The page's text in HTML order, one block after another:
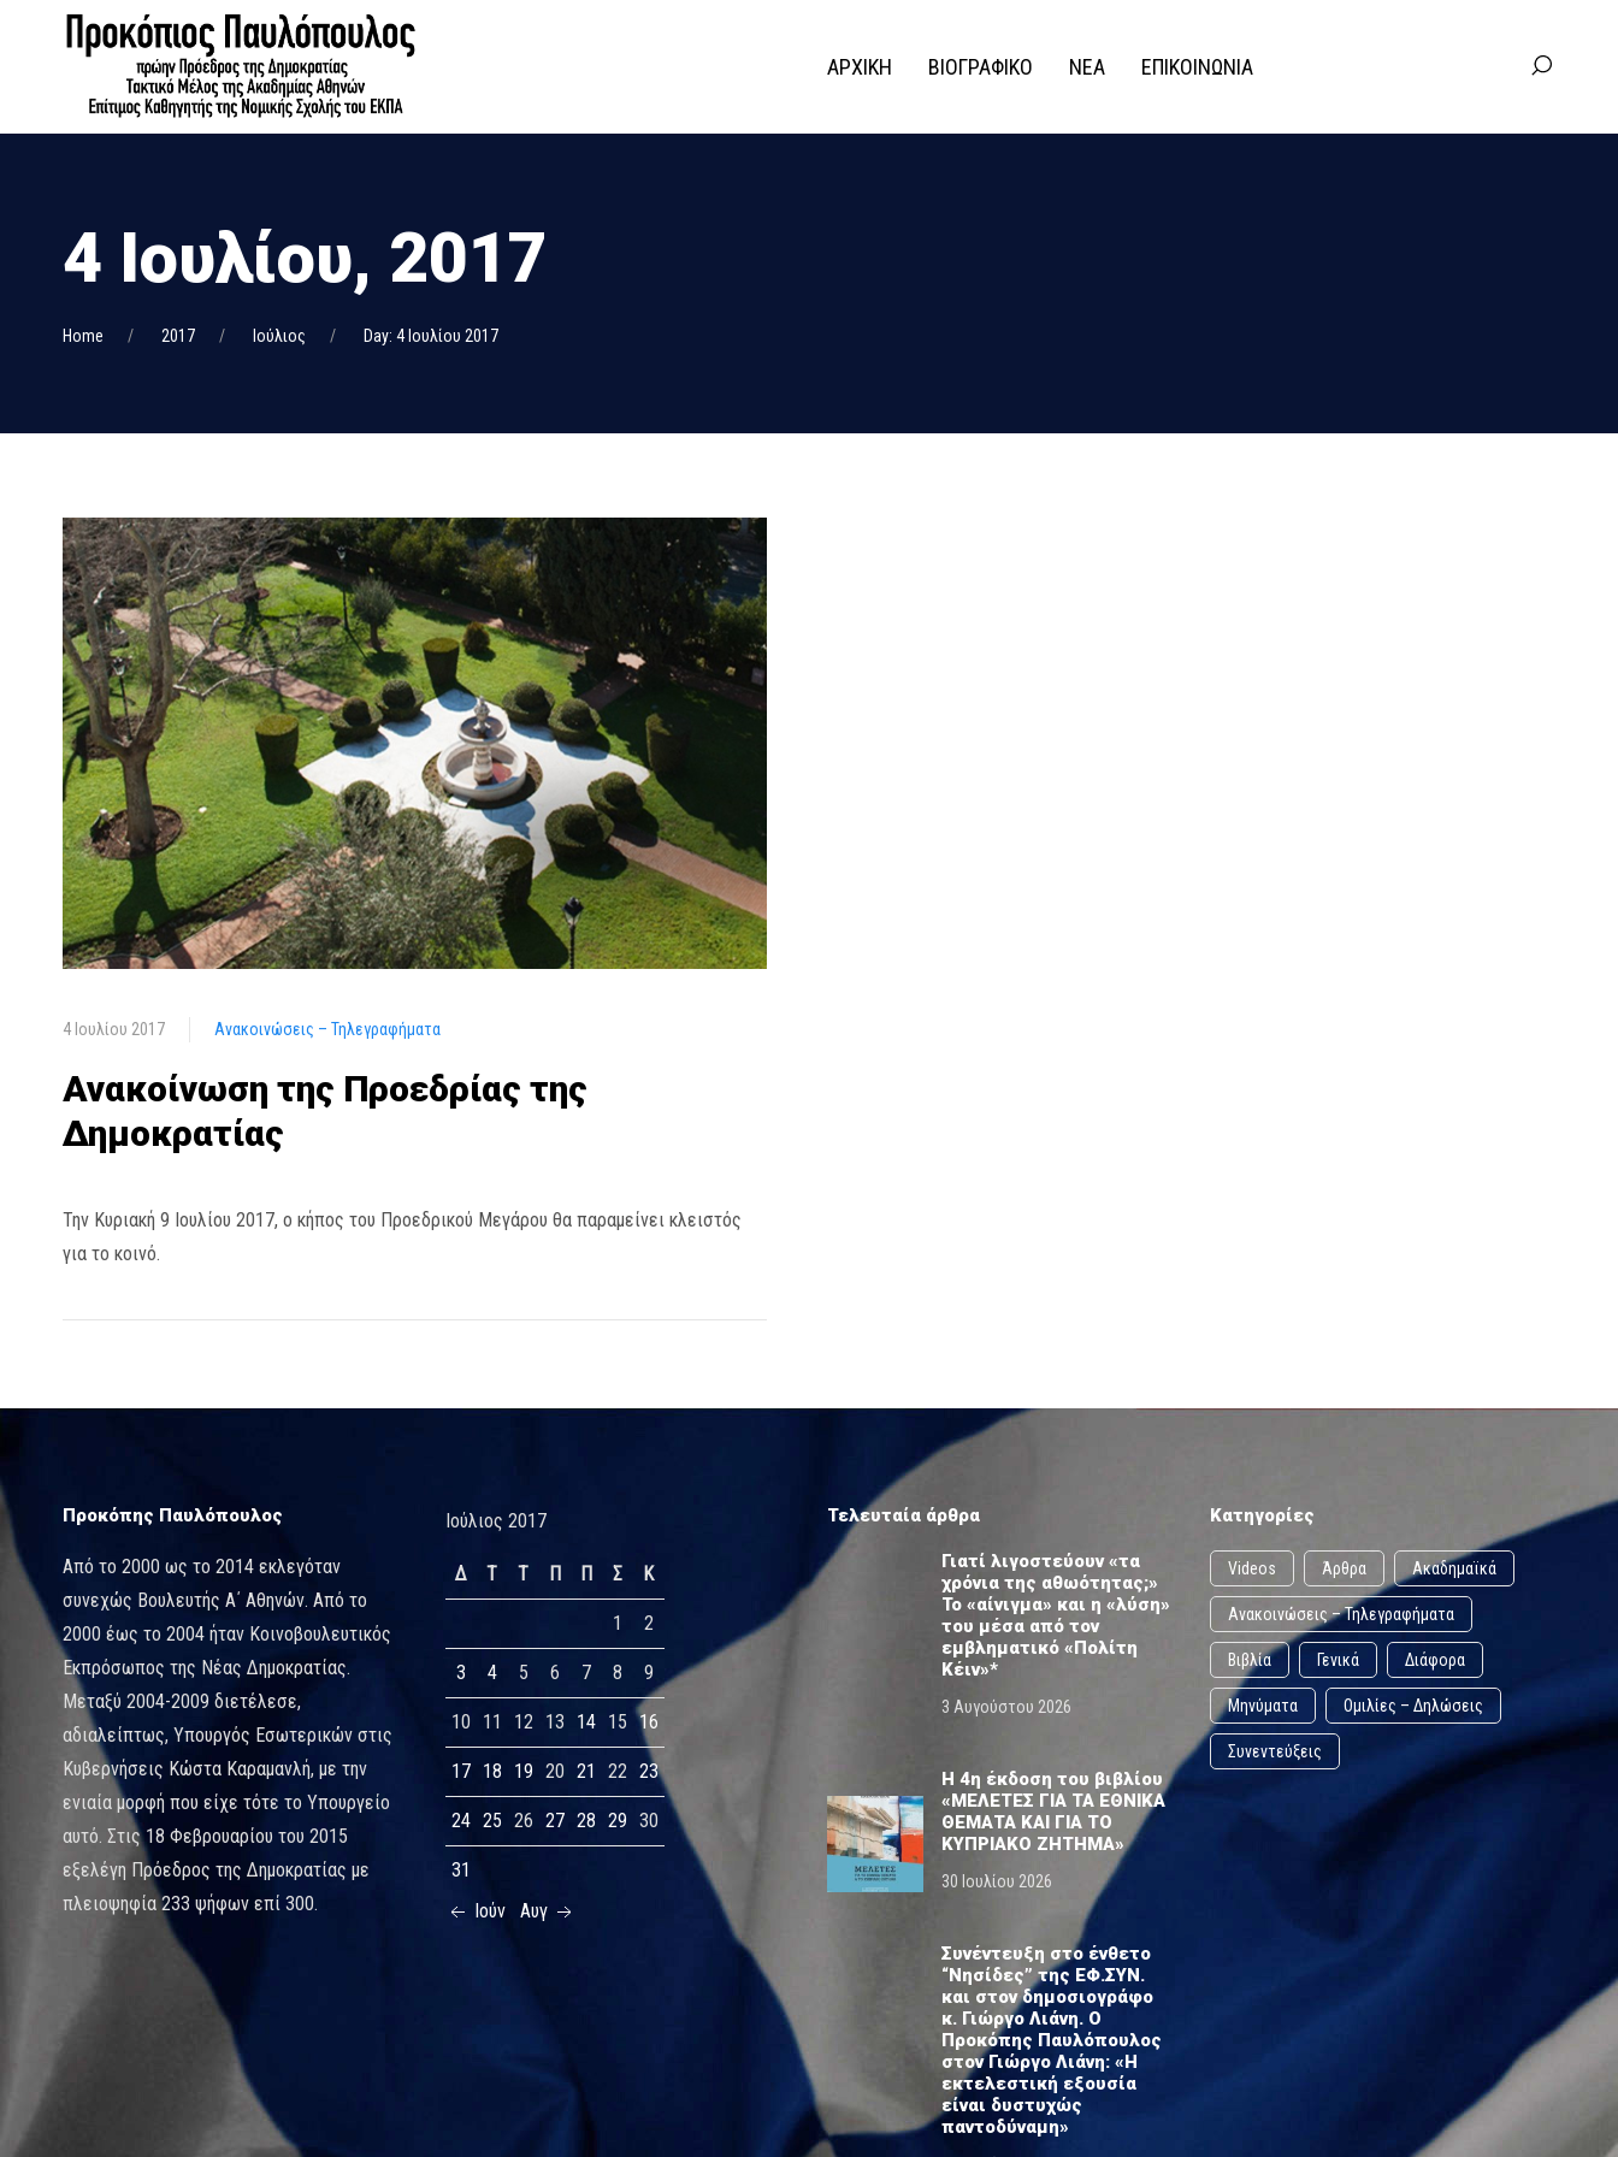
ΑΡΧΙΚΗ ΒΙΟΓΡΑΦΙΚΟ ΝΕΑ ΕΠΙΚΟΙΝΩΝΙΑ
4 Ιουλίου, 2017
Home 2017 Ιούλιος Day: 4 Ιουλίου 2017
4 Ιουλίου 2017 Ανακοινώσεις – Τηλεγραφήματα
Ανακοίνωση της Προεδρίας της
Δημοκρατίας
Την Κυριακή 9 Ιουλίου 2017, ο κήπος του Προεδρικού Μεγάρου θα παραμείνει κλειστός
για το κοινό.
Προκόπης Παυλόπουλος
Από το 2000 ως το 2014 εκλεγόταν
συνεχώς Βουλευτής Α΄ Αθηνών. Από το
2000 έως το 2004 ήταν Κοινοβουλευτικός
Εκπρόσωπος της Νέας Δημοκρατίας.
Μεταξύ 2004-2009 διετέλεσε,
αδιαλείπτως, Υπουργός Εσωτερικών στις
Κυβερνήσεις Κώστα Καραμανλή, με την
ενιαία μορφή που είχε τότε το Υπουργείο
αυτό. Στις 18 Φεβρουαρίου του 2015
εξελέγη Πρόεδρος της Δημοκρατίας με
πλειοψηφία 233 ψήφων επί 300.
Ιούλιος 2017
Δ Τ Τ Π Π Σ Κ
1 2
3 4 5 6 7 8 9
10 11 12 13 14 15 16
17 18 19 20 21 22 23
24 25 26 27 28 29 30
31
Ιούν
Αυγ
Τελευταία άρθρα
Γιατί λιγοστεύουν «τα
χρόνια της αθωότητας;»
Το «αίνιγμα» και η «λύση»
του μέσα από τον
εμβληματικό «Πολίτη
Κέιν»*
3 Αυγούστου 2026
Η 4η έκδοση του βιβλίου
«ΜΕΛΕΤΕΣ ΓΙΑ ΤΑ ΕΘΝΙΚΑ
ΘΕΜΑΤΑ ΚΑΙ ΓΙΑ ΤΟ
ΚΥΠΡΙΑΚΟ ΖΗΤΗΜΑ»
30 Ιουλίου 2026
Συνέντευξη στο ένθετο
“Νησίδες” της ΕΦ.ΣΥΝ.
και στον δημοσιογράφο
κ. Γιώργο Λιάνη. Ο
Προκόπης Παυλόπουλος
στον Γιώργο Λιάνη: «Η
εκτελεστική εξουσία
είναι δυστυχώς
παντοδύναμη»
Κατηγορίες
Videos Άρθρα Ακαδημαϊκά
Ανακοινώσεις – Τηλεγραφήματα
Βιβλία Γενικά Διάφορα
Μηνύματα Ομιλίες – Δηλώσεις
Συνεντεύξεις